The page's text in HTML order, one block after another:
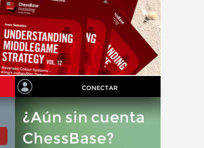
CONECTAR
¿Aún sin cuenta
ChessBase?